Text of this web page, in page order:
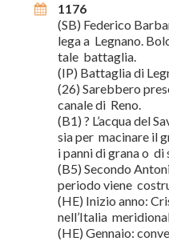
1176
(SB) Federico
lega a Legnano.
tale battaglia.
(IP) Battaglia di
(26) Sarebbero
canale di Reno.
(B1) ? L’acqua del
sia per macinare il
i panni di grana o
(B5) Secondo
periodo viene
(HE) Inizio anno:
nell’Italia
(HE) Gennaio: